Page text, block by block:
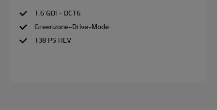
1.6 GDI - DCT6
Greenzone-Drive-Mode
138 PS HEV